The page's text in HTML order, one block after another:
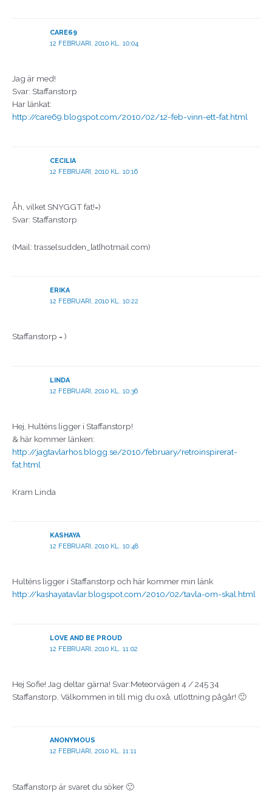
CARE69
12 FEBRUARI, 2010 KL. 10:04
Jag är med!
Svar: Staffanstorp
Har länkat:
http://care69.blogspot.com/2010/02/12-feb-vinn-ett-fat.html
CECILIA
12 FEBRUARI, 2010 KL. 10:16
Åh, vilket SNYGGT fat!=)
Svar: Staffanstorp
(Mail: trasselsudden_[at]hotmail.com)
ERIKA
12 FEBRUARI, 2010 KL. 10:22
Staffanstorp = )
LINDA
12 FEBRUARI, 2010 KL. 10:36
Hej, Hulténs ligger i Staffanstorp!
& här kommer länken:
http://jagtavlarhos.blogg.se/2010/february/retroinspirerat-
fat.html
Kram Linda
KASHAYA
12 FEBRUARI, 2010 KL. 10:48
Hulténs ligger i Staffanstorp och här kommer min länk
http://kashayatavlar.blogspot.com/2010/02/tavla-om-skal.html
LOVE AND BE PROUD
12 FEBRUARI, 2010 KL. 11:02
Hej Sofie! Jag deltar gärna! Svar:Meteorvägen 4 / 245 34
Staffanstorp. Välkommen in till mig du oxå, utlottning pågår! 🙂
ANONYMOUS
12 FEBRUARI, 2010 KL. 11:11
Staffanstorp är svaret du söker 🙂